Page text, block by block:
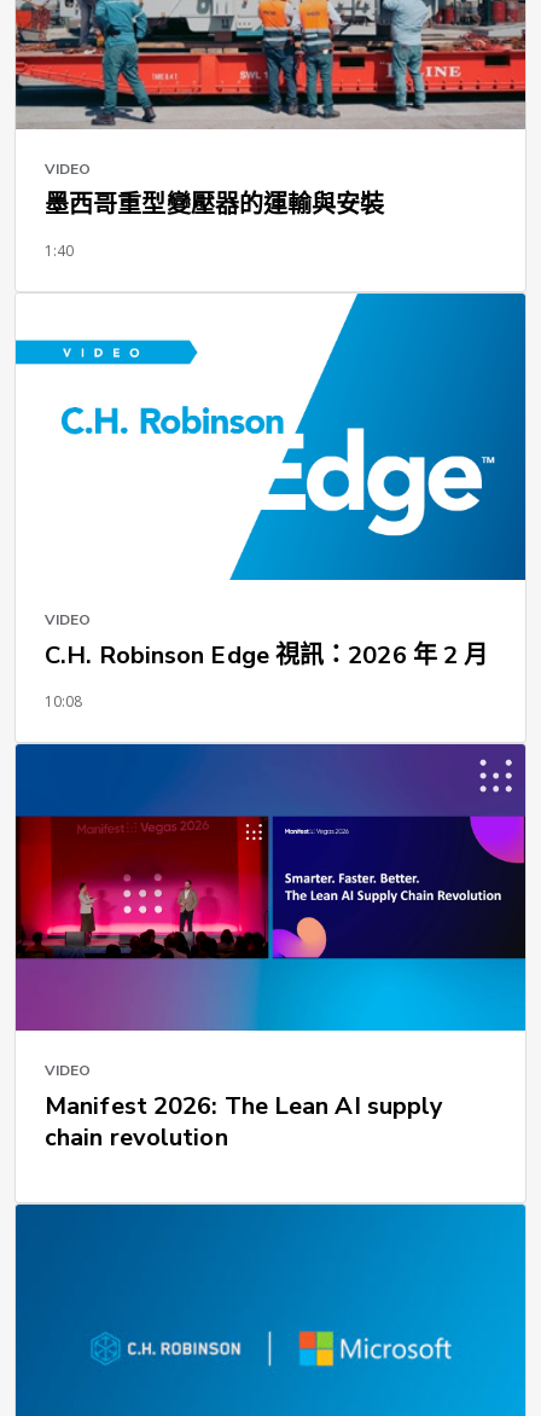
VIDEO
墨西哥重型變壓器的運輸與安裝
1:40
VIDEO
C.H. Robinson Edge 視訊：2026 年 2 月
10:08
VIDEO
Manifest 2026: The Lean AI supply
chain revolution